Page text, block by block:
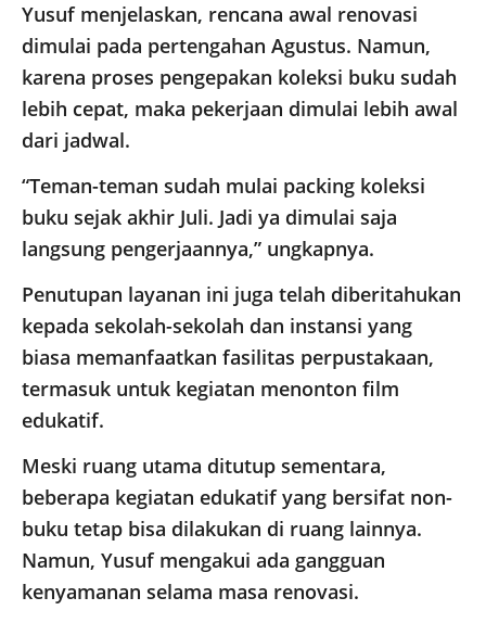
Yusuf menjelaskan, rencana awal renovasi
dimulai pada pertengahan Agustus. Namun,
karena proses pengepakan koleksi buku sudah
lebih cepat, maka pekerjaan dimulai lebih awal
dari jadwal.
“Teman-teman sudah mulai packing koleksi
buku sejak akhir Juli. Jadi ya dimulai saja
langsung pengerjaannya,” ungkapnya.
Penutupan layanan ini juga telah diberitahukan
kepada sekolah-sekolah dan instansi yang
biasa memanfaatkan fasilitas perpustakaan,
termasuk untuk kegiatan menonton film
edukatif.
Meski ruang utama ditutup sementara,
beberapa kegiatan edukatif yang bersifat non-
buku tetap bisa dilakukan di ruang lainnya.
Namun, Yusuf mengakui ada gangguan
kenyamanan selama masa renovasi.